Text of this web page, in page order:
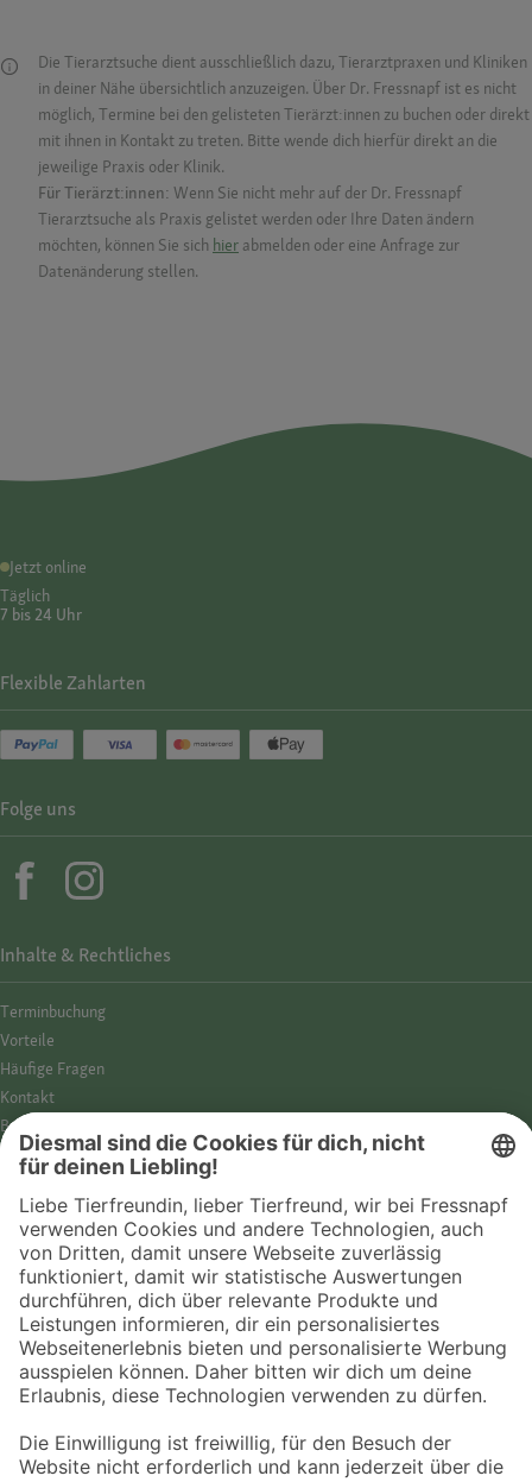
Die Tierarztsuche dient ausschließlich dazu, Tierarztpraxen und Kliniken
in deiner Nähe übersichtlich anzuzeigen. Über Dr. Fressnapf ist es nicht
möglich, Termine bei den gelisteten Tierärzt:innen zu buchen oder direkt
mit ihnen in Kontakt zu treten. Bitte wende dich hierfür direkt an die
jeweilige Praxis oder Klinik.
Für Tierärzt:innen: Wenn Sie nicht mehr auf der Dr. Fressnapf
Tierarztsuche als Praxis gelistet werden oder Ihre Daten ändern
möchten, können Sie sich hier abmelden oder eine Anfrage zur
Datenänderung stellen.
Jetzt online
Täglich
7 bis 24 Uhr
Inhalte & Rechtliches
Termin­buchung
Vorteile
Häufige Fragen
Kontakt
Barrierefreiheit
Impressum
Datenschutz­hinweise
Cookies
AGB
Entdecke Fressnapf
Tierversicherung
GPS-Tracker
Fressnapf Salon
Online-Shop
Flexible Zahlarten
Folge uns